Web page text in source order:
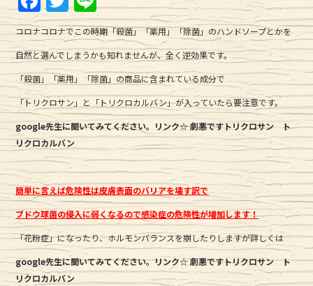
a
c
e
b
o
o
k
w
it
te
r
n
e
コロナコロナでこの時期「殺菌」「薬用」「除菌」のハンドソープとかを
自然と選んでしまうかも知れませんが、全く逆効果です。
「殺菌」「薬用」「除菌」の商品に含まれている成分で
「トリクロサン」と「トリクロカルバン」が入っていたら要注意です。
google先生に聞いてみてください。リンク☆ 劇悪ですトリクロサン ト
リクロカルバン
簡単に言えば危険性は皮膚表面のバリアを壊す訳で
ブドウ球菌の侵入に弱くなるので感染症の危険性が増加します！
「花粉症」になったり、ホルモンバランスを崩したりしますが詳しくは
google先生に聞いてみてください。リンク☆ 劇悪ですトリクロサン ト
リクロカルバン